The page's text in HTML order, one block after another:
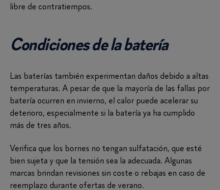
libre de contratiempos.
Condiciones de la batería
Las baterías también experimentan daños debido a altas
temperaturas. A pesar de que la mayoría de las fallas por
batería ocurren en invierno, el calor puede acelerar su
deterioro, especialmente si la batería ya ha cumplido
más de tres años.
Verifica que los bornes no tengan sulfatación, que esté
bien sujeta y que la tensión sea la adecuada. Algunas
marcas brindan revisiones sin coste o rebajas en caso de
reemplazo durante ofertas de verano.